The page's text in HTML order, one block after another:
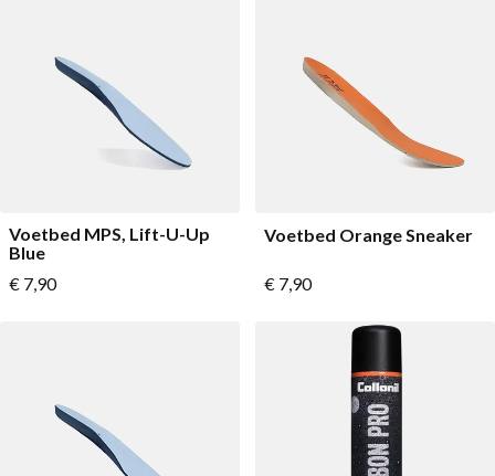
Voetbed MPS, Lift-U-Up
Blue
Vanaf
€ 7,90
Voetbed Orange Sneaker
Vanaf
€ 7,90